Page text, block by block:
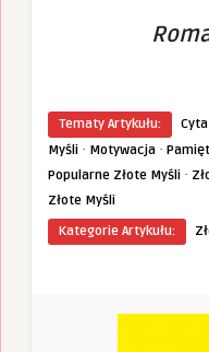
Tematy Artykułu:
Myśli · Motywacja ·
Popularne Złote Myśli ·
Złote Myśli
Kategorie Artykułu: